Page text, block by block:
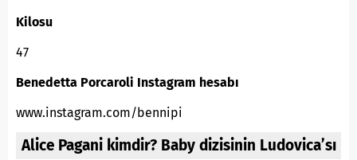
Kilosu
47
Benedetta Porcaroli Instagram hesabı
www.instagram.com/bennipi
Alice Pagani kimdir? Baby dizisinin Ludovica’sı